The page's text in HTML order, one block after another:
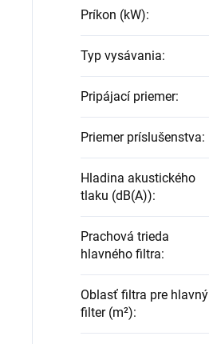
Príkon (kW):
Typ vysávania:
Pripájací priemer:
Priemer príslušenstva:
Hladina akustického
tlaku (dB(A)):
Prachová trieda
hlavného filtra:
Oblasť filtra pre hlavný
filter (m²):